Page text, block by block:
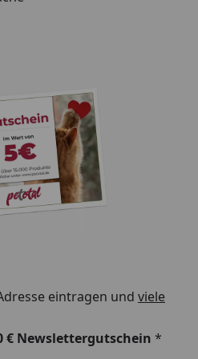
eintragen und viele
€ Newslettergutschein *